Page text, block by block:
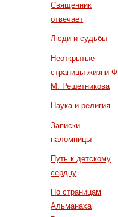
Священник
отвечает
Люди и судьбы
Неоткрытые
страницы жизни Ф.
М. Решетникова
Наука и религия
Записки
паломницы
Путь к детскому
сердцу
По страницам
Альманаха